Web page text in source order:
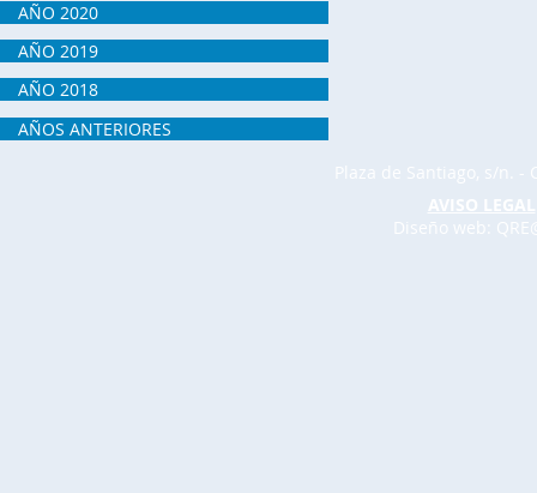
AÑOS ANTERIORES
AÑO 2018
AÑO 2019
AÑO 2020
Plaza de Santiago, s/n. -
AVISO LEGAL
Diseño web: